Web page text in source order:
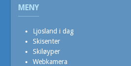
MENY
Ljosland i dag
Skisenter
Skiløyper
Webkamera